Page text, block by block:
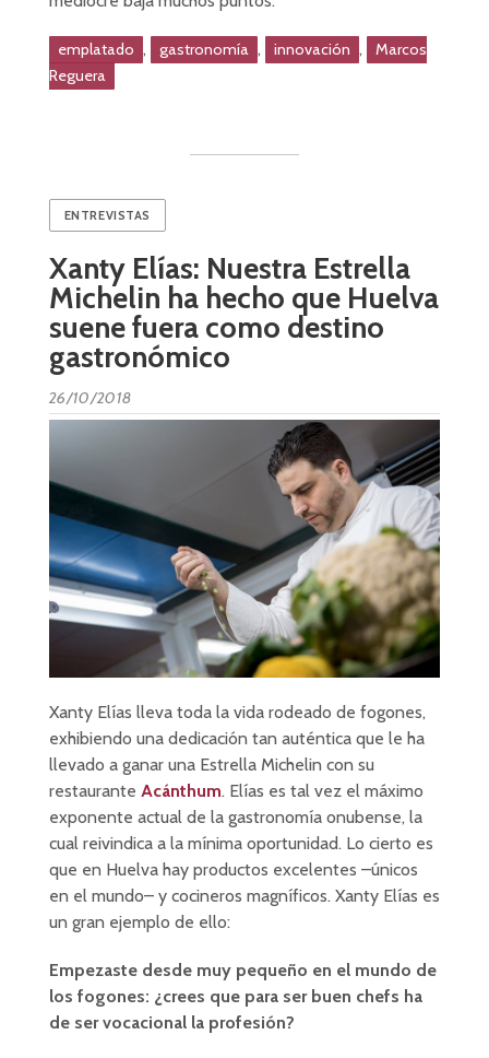
emplatado , gastronomía , innovación ,
Marcos
Reguera
ENTREVISTAS
Xanty Elías: Nuestra Estrella
Michelin ha hecho que Huelva
suene fuera como destino
gastronómico
26/10/2018
Xanty Elías lleva toda la vida rodeado de fogones,
exhibiendo una dedicación tan auténtica que le ha
llevado a ganar una Estrella Michelin con su
restaurante Acánthum. Elías es tal vez el máximo
exponente actual de la gastronomía onubense, la
cual reivindica a la mínima oportunidad. Lo cierto es
que en Huelva hay productos excelentes –únicos
en el mundo– y cocineros magníficos. Xanty Elías es
un gran ejemplo de ello:
Empezaste desde muy pequeño en el mundo de
los fogones: ¿crees que para ser buen chefs ha
de ser vocacional la profesión?